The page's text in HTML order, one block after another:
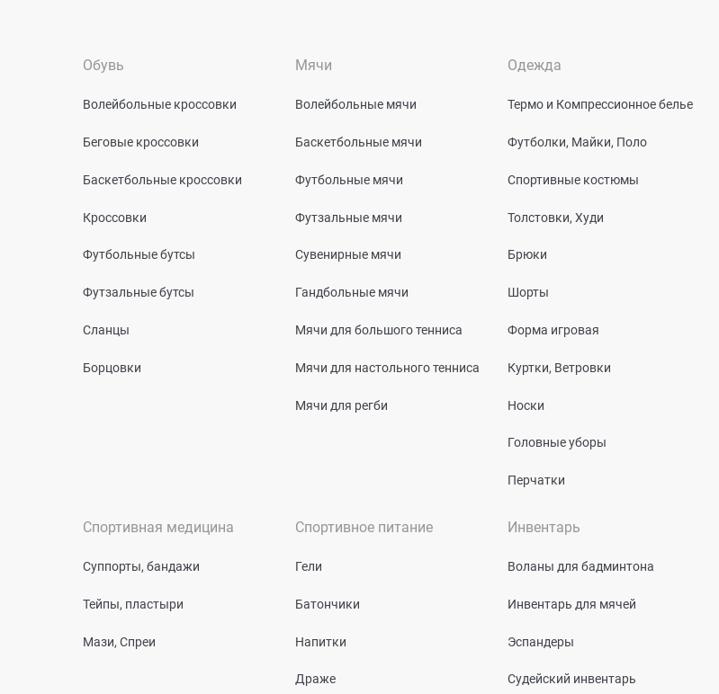
Обувь
Волейбольные кроссовки
Беговые кроссовки
Баскетбольные кроссовки
Кроссовки
Футбольные бутсы
Футзальные бутсы
Сланцы
Борцовки
Мячи
Волейбольные мячи
Баскетбольные мячи
Футбольные мячи
Футзальные мячи
Сувенирные мячи
Гандбольные мячи
Мячи для большого тенниса
Мячи для настольного тенниса
Мячи для регби
Одежда
Термо и Компрессионное белье
Футболки, Майки, Поло
Спортивные костюмы
Толстовки, Худи
Брюки
Шорты
Форма игровая
Куртки, Ветровки
Носки
Головные уборы
Перчатки
Спортивная медицина
Суппорты, бандажи
Тейпы, пластыри
Мази, Спреи
Спортивное питание
Гели
Батончики
Напитки
Драже
Инвентарь
Воланы для бадминтона
Инвентарь для мячей
Эспандеры
Судейский инвентарь